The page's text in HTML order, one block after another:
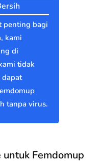
penting bagi
kami
di
tidak
tanpa virus.
Femdomup